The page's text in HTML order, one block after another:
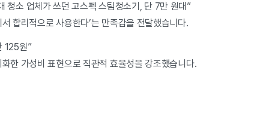
청소 업체가 쓰던 고스펙 스팀청소기, 단 7만 원대”
합리적으로 사용한다’는 만족감을 전달했습니다.
125원”
한 가성비 표현으로 직관적 효율성을 강조했습니다.